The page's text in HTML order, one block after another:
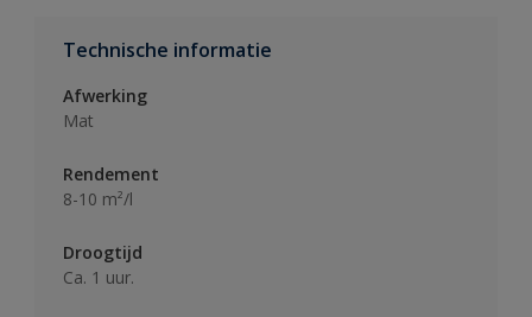
Technische informatie
Afwerking
Mat
Rendement
8-10 m²/l
Droogtijd
Ca. 1 uur.